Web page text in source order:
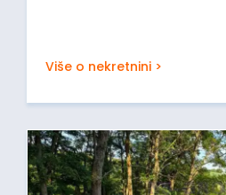
Više o nekretnini >